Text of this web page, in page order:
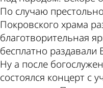
По случаю
Покровского храма
благотворительная
бесплатно раздавали
Ну а после
состоялся концерт с